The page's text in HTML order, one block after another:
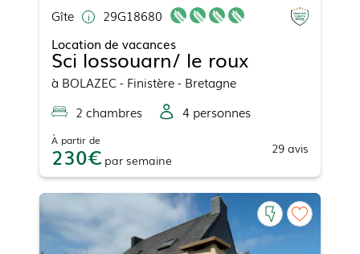
Gîte
29G18680
Location de vacances
Sci lossouarn/ le roux
à BOLAZEC- Finistère - Bretagne
2 chambres 4 personnes
À partir de
230 par semaine
29 avis